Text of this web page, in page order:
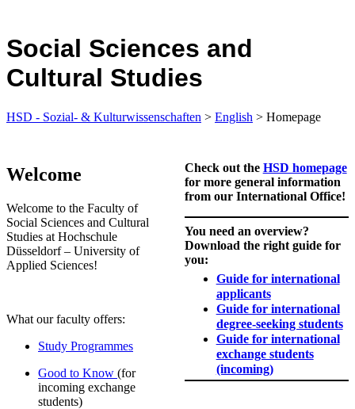
Social Sciences and
Cultural Studies
HSD - Sozial- & Kulturwissenschaften > English > Homepage
Welcome
Welcome to the Faculty of
Social Sciences and Cultural
Studies at Hochschule
Düsseldorf – University of
Applied Sciences!
What our faculty offers:
Study Programmes
Good to Know (for
incoming exchange
students)
Check out the HSD homepage
for more general information
from our International Office!
You need an overview?
Download the right guide for
you:
Guide for international
applicants
Guide for international
degree-seeking students
Guide for international
exchange students
(incoming)